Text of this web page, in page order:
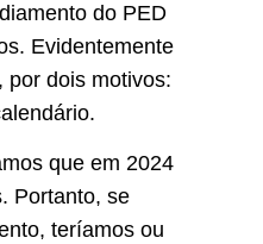
do PED
Evidentemente
por dois motivos:
que em 2024
Portanto, se
teríamos ou